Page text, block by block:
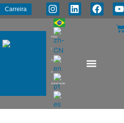
Carreira
PMA
|
Energia
e
Automação